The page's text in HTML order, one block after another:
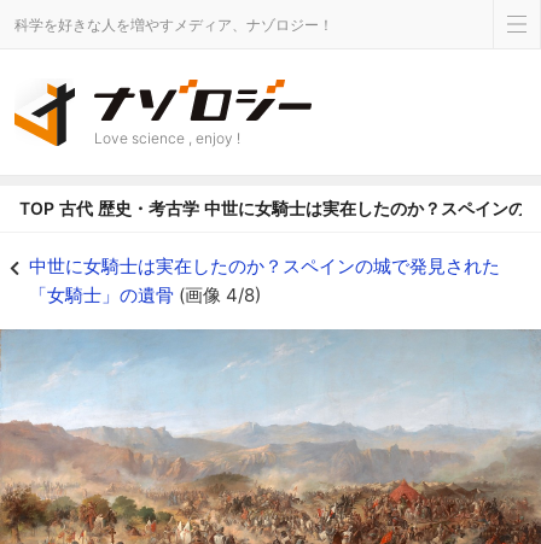
科学を好きな人を増やすメディア、ナゾロジー！
Love science , enjoy !
TOP 古代 歴史・考古学 中世に女騎士は実在したのか？スペインの
中世に女騎士は実在したのか？スペインの城で発見された
「女騎士」の遺骨 (画像 4/8)